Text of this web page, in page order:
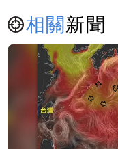
相關新聞